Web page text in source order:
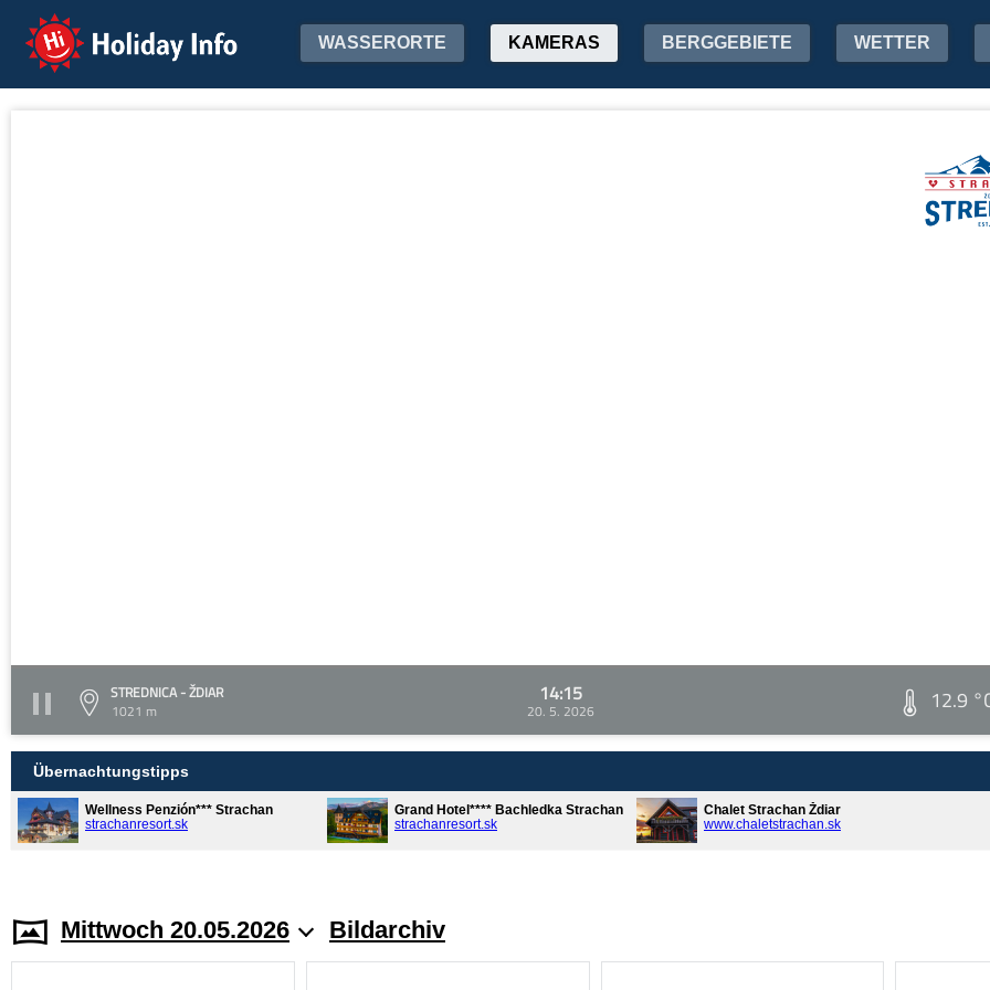
Holiday Info WASSERORTE KAMERAS BERGGEBIETE WETTER
STREDNICA - ŽDIAR
1021 m
14:15
20. 5. 2026 12.9
Übernachtungstipps
Wellness Penzión*** Strachan
strachanresort.sk
Grand Hotel**** Bachledka Strachan
strachanresort.sk
Chalet Strachan Ždiar
www.chaletstrachan.sk
Mittwoch 20.05.2026 Bildarchiv